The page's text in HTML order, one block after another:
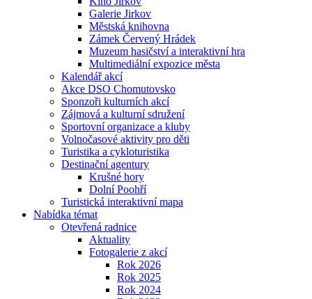
Galerie Jirkov
Městská knihovna
Zámek Červený Hrádek
Muzeum hasičství a interaktivní hra
Multimediální expozice města
Kalendář akcí
Akce DSO Chomutovsko
Sponzoři kulturních akcí
Zájmová a kulturní sdružení
Sportovní organizace a kluby
Volnočasové aktivity pro děti
Turistika a cykloturistika
Destinační agentury
Krušné hory
Dolní Poohří
Turistická interaktivní mapa
Nabídka témat
Otevřená radnice
Aktuality
Fotogalerie z akcí
Rok 2026
Rok 2025
Rok 2024